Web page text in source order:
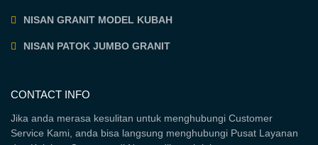
NISAN GRANIT MODEL KUBAH
NISAN PATOK JUMBO GRANIT
CONTACT INFO
Jika anda merasa kesulitan untuk menghubungi Customer
Service Kami, anda bisa langsung menghubungi Pusat Layanan